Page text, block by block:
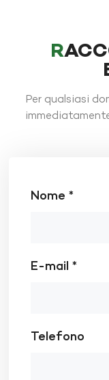
RACCONTACI LE TUE
Per qualsiasi
Nome *
E-mail *
Telefono